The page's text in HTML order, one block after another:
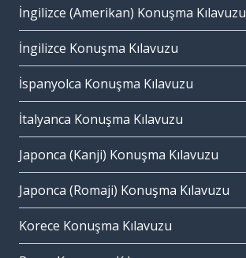
İngilizce (Amerikan) Konuşma Kılavuzu
İngilizce Konuşma Kılavuzu
İspanyolca Konuşma Kılavuzu
İtalyanca Konuşma Kılavuzu
Japonca (Kanji) Konuşma Kılavuzu
Japonca (Romaji) Konuşma Kılavuzu
Korece Konuşma Kılavuzu